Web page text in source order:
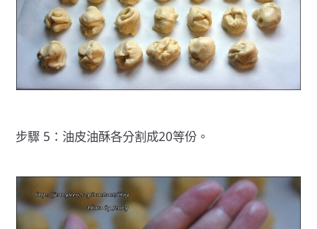
步驟 5：油皮油酥各分割成20等份。